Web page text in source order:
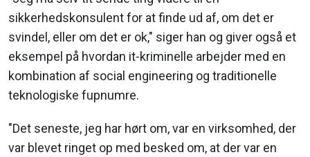
sikkerhedskonsulent for at finde ud af, om det er
svindel, eller om det er ok," siger han og giver også et
eksempel på hvordan it-kriminelle arbejder med en
kombination af social engineering og traditionelle
teknologiske fupnumre.
"Det seneste, jeg har hørt om, var en virksomhed, der
var blevet ringet op med besked om, at der var en